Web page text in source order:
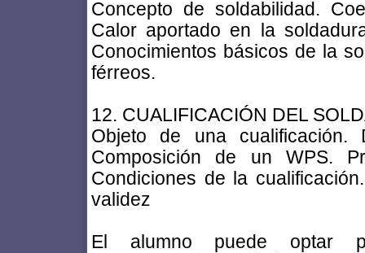
Concepto de soldabilidad.
Calor aportado en la
Conocimientos básicos de la
férreos.
12. CUALIFICACIÓN DEL
Objeto de una cualificación.
Composición de un WPS.
Condiciones de la
validez
El alumno puede optar